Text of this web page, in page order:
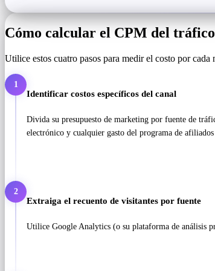
Cómo calcular el CPM del
Utilice estos cuatro pasos para medir el costo por
1
Identificar costos específicos del canal
Divida su presupuesto de marketing por fuente de
electrónico y cualquier gasto del programa de
2
Extraiga el recuento de visitantes por fuente
Utilice Google Analytics (o su plataforma de análisis